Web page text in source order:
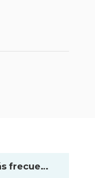
Preguntas más frecuentes